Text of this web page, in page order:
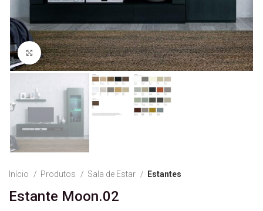
Ver Imagem
Início Produtos Sala de Estar Estantes
Estante Moon.02